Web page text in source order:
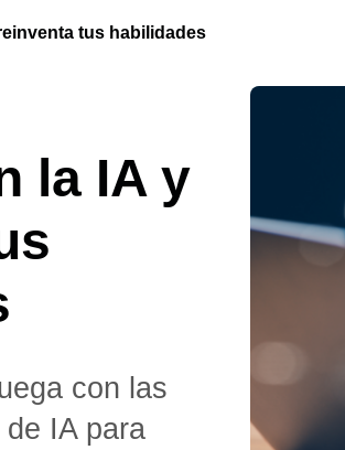
tus habilidades
la IA y
con las
IA para